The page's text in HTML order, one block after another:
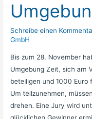
Schreibe einen
GmbH
Bis zum 28. November
Umgebung Zeit, sich am
beteiligen und 1000 Euro
Um teilzunehmen,
drehen. Eine Jury wird